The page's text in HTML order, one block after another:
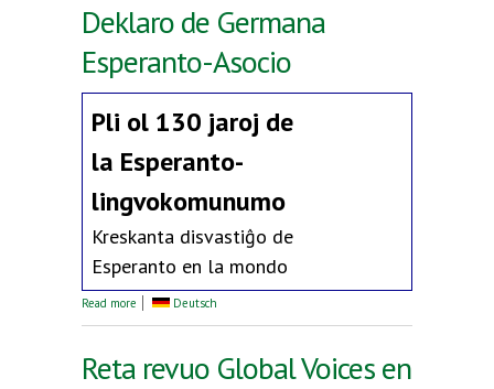
Deklaro de Germana
Esperanto-Asocio
Pli ol 130 jaroj de
la Esperanto-
lingvokomunumo
Kreskanta disvastiĝo de
Esperanto en la mondo
Read more about Deklaro de Germana Esperanto-Asocio
Deutsch
Reta revuo Global Voices en